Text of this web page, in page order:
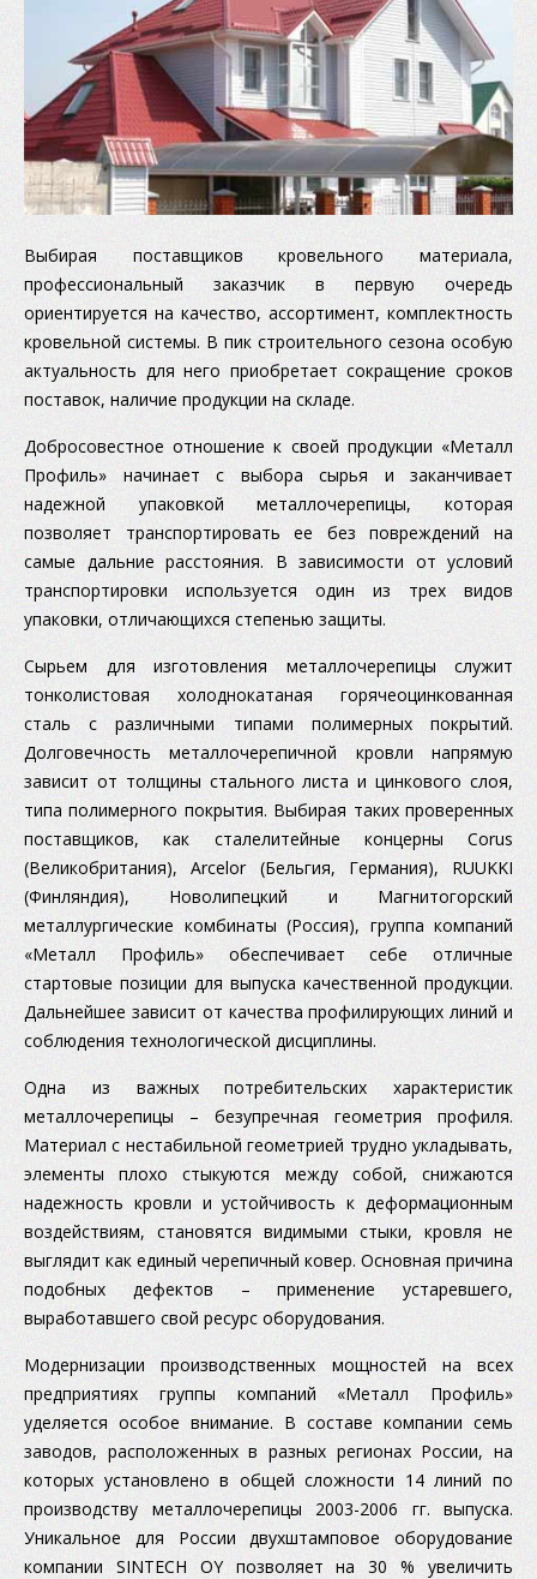
Выбирая поставщиков кровельного материала,
профессиональный заказчик в первую очередь
ориентируется на качество, ассортимент, комплектность
кровельной системы. В пик строительного сезона особую
актуальность для него приобретает сокращение сроков
поставок, наличие продукции на складе.
Добросовестное отношение к своей продукции «Металл
Профиль» начинает с выбора сырья и заканчивает
надежной упаковкой металлочерепицы, которая
позволяет транспортировать ее без повреждений на
самые дальние расстояния. В зависимости от условий
транспортировки используется один из трех видов
упаковки, отличающихся степенью защиты.
Сырьем для изготовления металлочерепицы служит
тонколистовая холоднокатаная горячеоцинкованная
сталь с различными типами полимерных покрытий.
Долговечность металлочерепичной кровли напрямую
зависит от толщины стального листа и цинкового слоя,
типа полимерного покрытия. Выбирая таких проверенных
поставщиков, как сталелитейные концерны Corus
(Великобритания), Arcelor (Бельгия, Германия), RUUKKI
(Финляндия), Новолипецкий и Магнитогорский
металлургические комбинаты (Россия), группа компаний
«Металл Профиль» обеспечивает себе отличные
стартовые позиции для выпуска качественной продукции.
Дальнейшее зависит от качества профилирующих линий и
соблюдения технологической дисциплины.
Одна из важных потребительских характеристик
металлочерепицы – безупречная геометрия профиля.
Материал с нестабильной геометрией трудно укладывать,
элементы плохо стыкуются между собой, снижаются
надежность кровли и устойчивость к деформационным
воздействиям, становятся видимыми стыки, кровля не
выглядит как единый черепичный ковер. Основная причина
подобных дефектов – применение устаревшего,
выработавшего свой ресурс оборудования.
Модернизации производственных мощностей на всех
предприятиях группы компаний «Металл Профиль»
уделяется особое внимание. В составе компании семь
заводов, расположенных в разных регионах России, на
которых установлено в общей сложности 14 линий по
производству металлочерепицы 2003-2006 гг. выпуска.
Уникальное для России двухштамповое оборудование
компании SINTECH OY позволяет на 30 % увеличить